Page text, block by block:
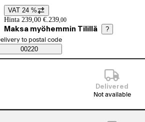
Price details
VAT 24 %
Hinta 239,00 €. 239,00
Maksa myöhemmin Tilillä ?
Saatavuustiedot
order method
to postal code
00220
Delivered
Not available